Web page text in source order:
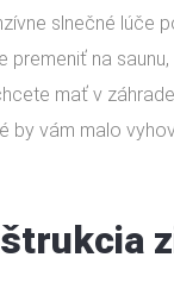
slnečné lúče
premeniť na
mať v
by vám malo